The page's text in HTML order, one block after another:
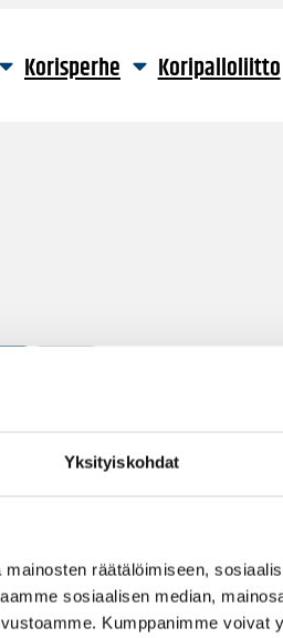
Yksityiskohdat
räätälöimiseen,
sosiaalisen median,
Kumppanimme voivat
Korisperhe Koripalloliitto
05.03.2004 00:00